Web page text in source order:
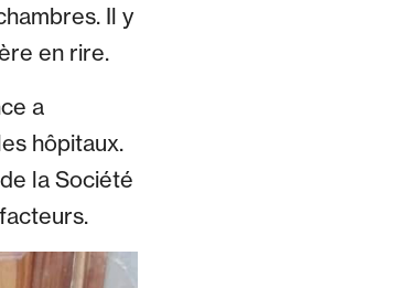
Il y
en rire.
a
hôpitaux.
la Société